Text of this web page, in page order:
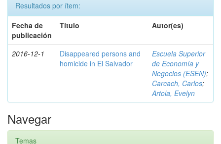
Resultados por ítem:
Fecha de
publicación
Título Autor(es)
2016-12-1
Disappeared persons and
homicide in El Salvador
Escuela Superior
de Economía y
Negocios (ESEN);
Carcach, Carlos;
Artola, Evelyn
Navegar
Temas